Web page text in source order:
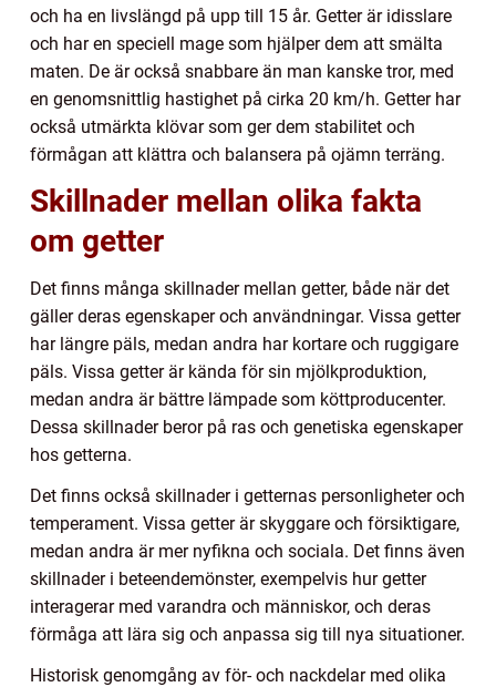
och ha en livslängd på upp till 15 år. Getter är idisslare
och har en speciell mage som hjälper dem att smälta
maten. De är också snabbare än man kanske tror, med
en genomsnittlig hastighet på cirka 20 km/h. Getter har
också utmärkta klövar som ger dem stabilitet och
förmågan att klättra och balansera på ojämn terräng.
Skillnader mellan olika fakta
om getter
Det finns många skillnader mellan getter, både när det
gäller deras egenskaper och användningar. Vissa getter
har längre päls, medan andra har kortare och ruggigare
päls. Vissa getter är kända för sin mjölkproduktion,
medan andra är bättre lämpade som köttproducenter.
Dessa skillnader beror på ras och genetiska egenskaper
hos getterna.
Det finns också skillnader i getternas personligheter och
temperament. Vissa getter är skyggare och försiktigare,
medan andra är mer nyfikna och sociala. Det finns även
skillnader i beteendemönster, exempelvis hur getter
interagerar med varandra och människor, och deras
förmåga att lära sig och anpassa sig till nya situationer.
Historisk genomgång av för- och nackdelar med olika